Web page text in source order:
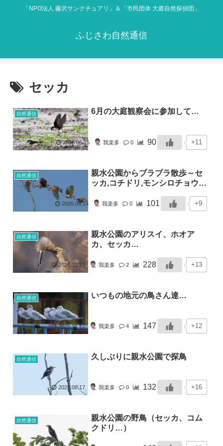
「NPO法人 藤沢サンクチュアリ」＆「市民団体 大庭自然探偵団」
ふじさわ自然通信
セッカ
自然通信 6月の大庭観察会に参加して…
2026.06.15 我楽多 0 90 +11
自然通信
親水公園からブラブラ散歩～セ
ッカ,コチドリ,モンシロチョウ…
2026.05.14 我楽多 0 101 +9
自然通信
親水公園のアリスイ、ホオア
カ、セッカ…
2025.12.28 我楽多 2 228 +13
自然通信 いつもの地元の鳥さん達…
2025.11.21 我楽多 4 147 +12
自然通信 久しぶりに親水公園で探鳥
2025.08.17 我楽多 0 132 +16
自然通信
親水公園の野鳥（セッカ、コム
クドリ…）